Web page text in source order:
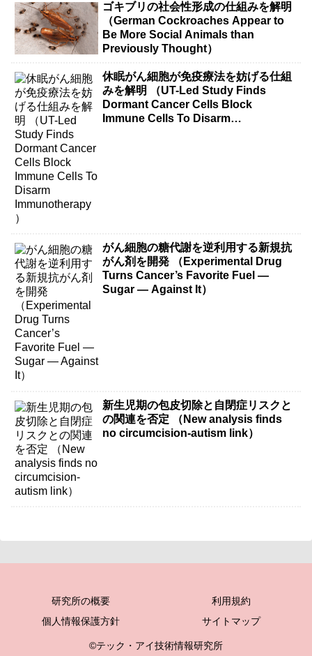
ゴキブリの社会性形成の仕組みを解明
（German Cockroaches Appear to
Be More Social Animals than
Previously Thought）
休眠がん細胞が免疫療法を妨げる仕組
みを解明 （UT-Led Study Finds
Dormant Cancer Cells Block
Immune Cells To Disarm
がん細胞の糖代謝を逆利用する新規抗
がん剤を開発 （Experimental Drug
Turns Cancer’s Favorite Fuel —
Sugar — Against It）
新生児期の包皮切除と自閉症リスクと
の関連を否定 （New analysis finds
no circumcision-autism link）
研究所の概要
利用規約
個人情報保護方針
サイトマップ
©テック・アイ技術情報研究所